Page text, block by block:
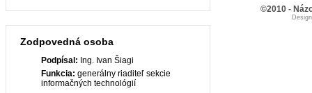
Zodpovedná osoba
Podpísal: Ing. Ivan Šiagi
Funkcia: generálny riaditeľ sekcie
informačných technológií
©2010 -